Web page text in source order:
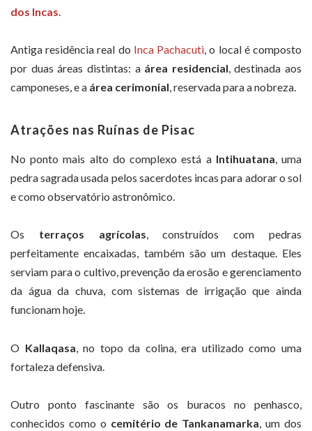
dos Incas
Antiga residência real do Inca Pachacuti, o local é composto
por duas áreas distintas: a área residencial, destinada aos
camponeses, e a área cerimonial, reservada para a nobreza.
Atrações nas Ruínas de Pisac
No ponto mais alto do complexo está a Intihuatana, uma
pedra sagrada usada pelos sacerdotes incas para adorar o sol
e como observatório astronômico.
Os terraços agrícolas, construídos com pedras
perfeitamente encaixadas, também são um destaque. Eles
serviam para o cultivo, prevenção da erosão e gerenciamento
da água da chuva, com sistemas de irrigação que ainda
funcionam hoje.
O Kallaqasa , no topo da colina, era utilizado como uma
fortaleza defensiva.
Outro ponto fascinante são os buracos no penhasco,
conhecidos como o cemitério de Tankanamarka, um dos